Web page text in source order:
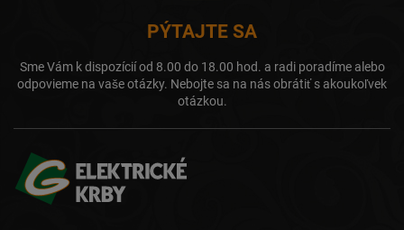
PÝTAJTE SA
Sme Vám k dispozícií od 8.00 do 18.00 hod. a radi poradíme alebo
odpovieme na vaše otázky. Nebojte sa na nás obrátiť s akoukoľvek
otázkou.